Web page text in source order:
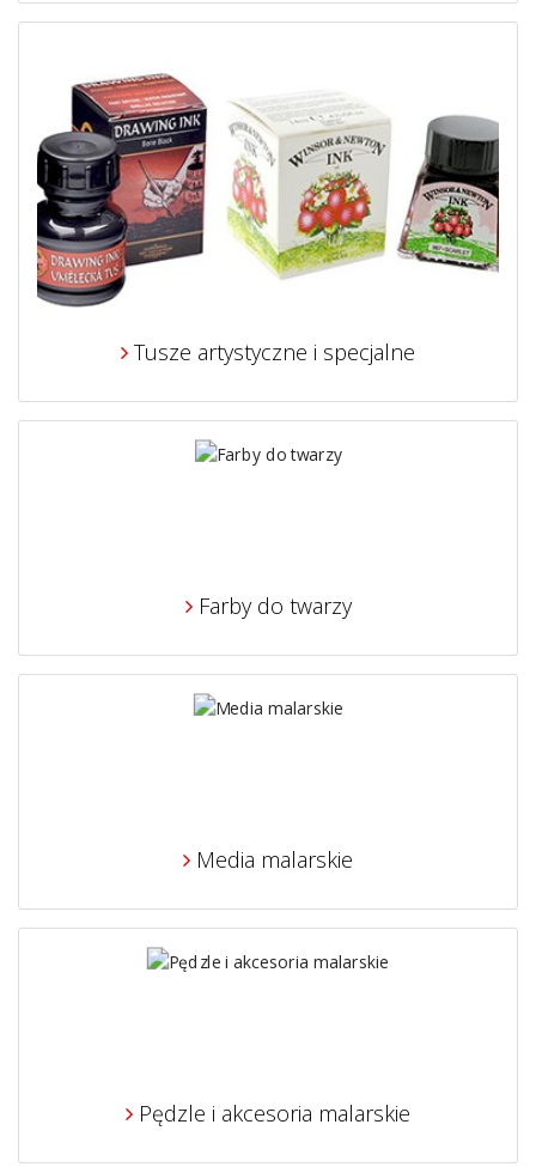
Tusze artystyczne i specjalne
Farby do twarzy
Media malarskie
Pędzle i akcesoria malarskie